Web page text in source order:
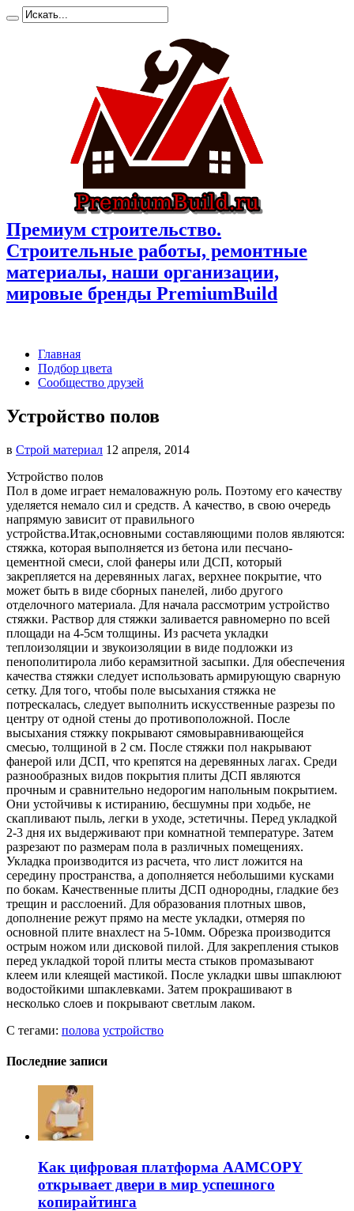
Премиум cтроительство.
Cтроительные работы, ремонтные
материалы, наши организации,
мировые бренды PremiumBuild
Главная
Подбор цвета
Сообщество друзей
Устройство полов
в Строй материал 12 апреля, 2014
Устройство полов
Пол в доме играет немаловажную роль. Поэтому его качеству
уделяется немало сил и средств. А качество, в свою очередь
напрямую зависит от правильного
устройства.Итак,основными составляющими полов являются:
стяжка, которая выполняется из бетона или песчано-
цементной смеси, слой фанеры или ДСП, который
закрепляется на деревянных лагах, верхнее покрытие, что
может быть в виде сборных панелей, либо другого
отделочного материала. Для начала рассмотрим устройство
стяжки. Раствор для стяжки заливается равномерно по всей
площади на 4-5см толщины. Из расчета укладки
теплоизоляции и звукоизоляции в виде подложки из
пенополитирола либо керамзитной засыпки. Для обеспечения
качества стяжки следует использовать армирующую сварную
сетку. Для того, чтобы поле высыхания стяжка не
потрескалась, следует выполнить искусственные разрезы по
центру от одной стены до противоположной. После
высыхания стяжку покрывают сямовыравнивающейся
смесью, толщиной в 2 см. После стяжки пол накрывают
фанерой или ДСП, что крепятся на деревянных лагах. Среди
разнообразных видов покрытия плиты ДСП являются
прочным и сравнительно недорогим напольным покрытием.
Они устойчивы к истиранию, бесшумны при ходьбе, не
скапливают пыль, легки в уходе, эстетичны. Перед укладкой
2-3 дня их выдерживают при комнатной температуре. Затем
разрезают по размерам пола в различных помещениях.
Укладка производится из расчета, что лист ложится на
середину пространства, а дополняется небольшими кусками
по бокам. Качественные плиты ДСП однородны, гладкие без
трещин и расслоений. Для образования плотных швов,
дополнение режут прямо на месте укладки, отмеряя по
основной плите внахлест на 5-10мм. Обрезка производится
острым ножом или дисковой пилой. Для закрепления стыков
перед укладкой торой плиты места стыков промазывают
клеем или клеящей мастикой. После укладки швы шпаклюют
водостойкими шпаклевками. Затем прокрашивают в
несколько слоев и покрывают светлым лаком.
С тегами: полова устройство
Последние записи
Как цифровая платформа AAMCOPY
открывает двери в мир успешного
копирайтинга